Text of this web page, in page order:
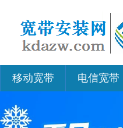
移动宽带 电信宽带